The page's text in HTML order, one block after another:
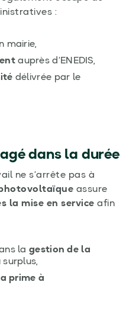
:
mairie,
auprès d’ENEDIS,
délivrée par le
dans la durée
ne s’arrête pas à
assure
la mise en service afin
la gestion de la
surplus,
prime à